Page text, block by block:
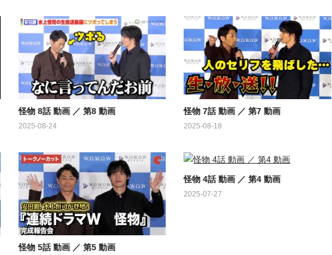
怪物 8話 動画 ／ 第8 動画
2025-08-24
怪物 7話 動画 ／ 第7 動画
2025-08-18
怪物 5話 動画 ／ 第5 動画
怪物 4話 動画 ／ 第4 動画
2025-07-27